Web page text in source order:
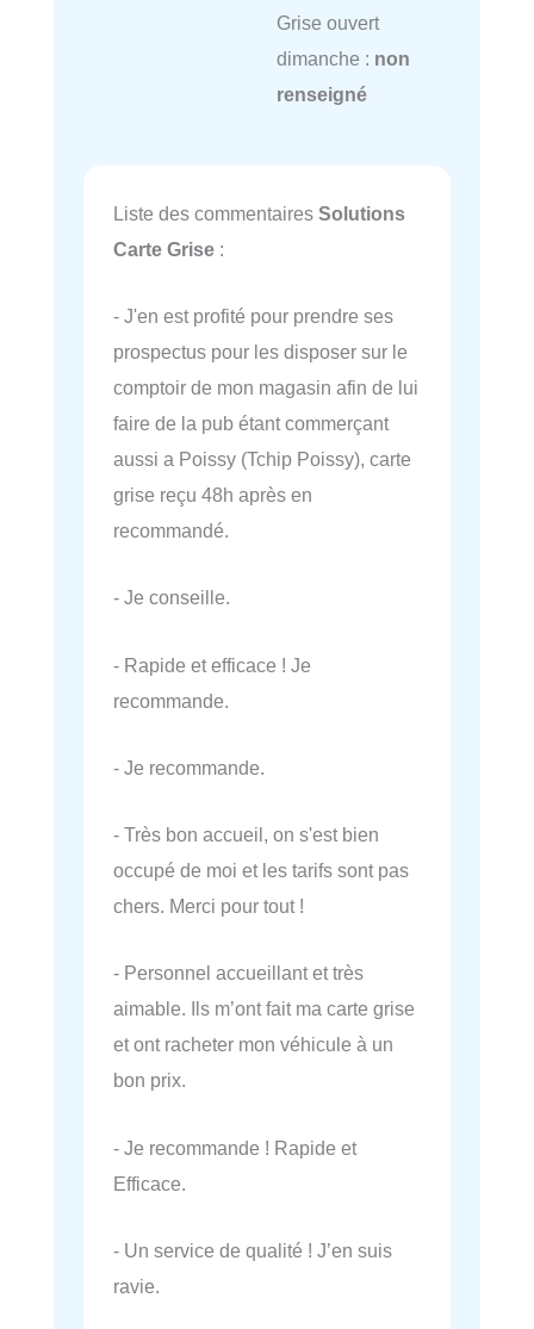
Grise ouvert
dimanche : non
renseigné
Liste des commentaires Solutions
Carte Grise :
- J'en est profité pour prendre ses
prospectus pour les disposer sur le
comptoir de mon magasin afin de lui
faire de la pub étant commerçant
aussi a Poissy (Tchip Poissy), carte
grise reçu 48h après en
recommandé.
- Je conseille.
- Rapide et efficace ! Je
recommande.
- Je recommande.
- Très bon accueil, on s'est bien
occupé de moi et les tarifs sont pas
chers. Merci pour tout !
- Personnel accueillant et très
aimable. Ils m’ont fait ma carte grise
et ont racheter mon véhicule à un
bon prix.
- Je recommande ! Rapide et
Efficace.
- Un service de qualité ! J’en suis
ravie.